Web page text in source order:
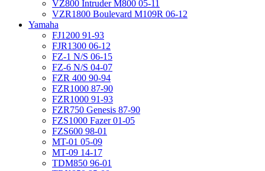
VZ800 Intruder M800 05-11
VZR1800 Boulevard M109R 06-12
Yamaha
FJ1200 91-93
FJR1300 06-12
FZ-1 N/S 06-15
FZ-6 N/S 04-07
FZR 400 90-94
FZR1000 87-90
FZR1000 91-93
FZR750 Genesis 87-90
FZS1000 Fazer 01-05
FZS600 98-01
MT-01 05-09
MT-09 14-17
TDM850 96-01